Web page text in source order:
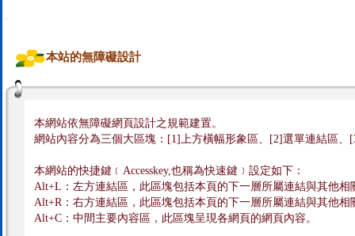
:::
本站的無障礙設計
本網站依無障礙網頁設計之規範建置。
網站內容分為三個大區塊：[1]上方橫幅形象區、[2]選單連結區、
本網站的快捷鍵﹝Accesskey,也稱為快速鍵﹞設定如下：
Alt+L：左方連結區，此區塊包括本頁的下一層所屬連結與其他相
Alt+R：右方連結區，此區塊包括本頁的下一層所屬連結與其他相
Alt+C：中間主要內容區，此區塊呈現各網頁的網頁內容。